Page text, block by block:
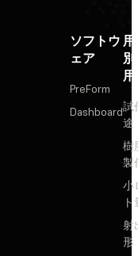
ソフトウ
ェア
PreForm
Dashboard試
途
樹
製
小
射
形